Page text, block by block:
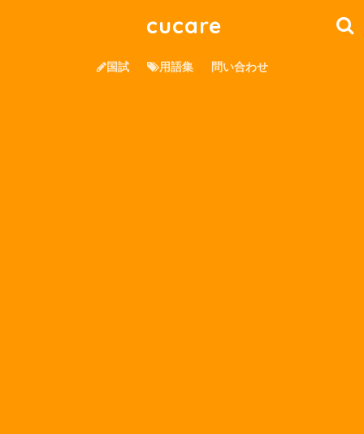
cucare
国試 用語集 問い合わせ